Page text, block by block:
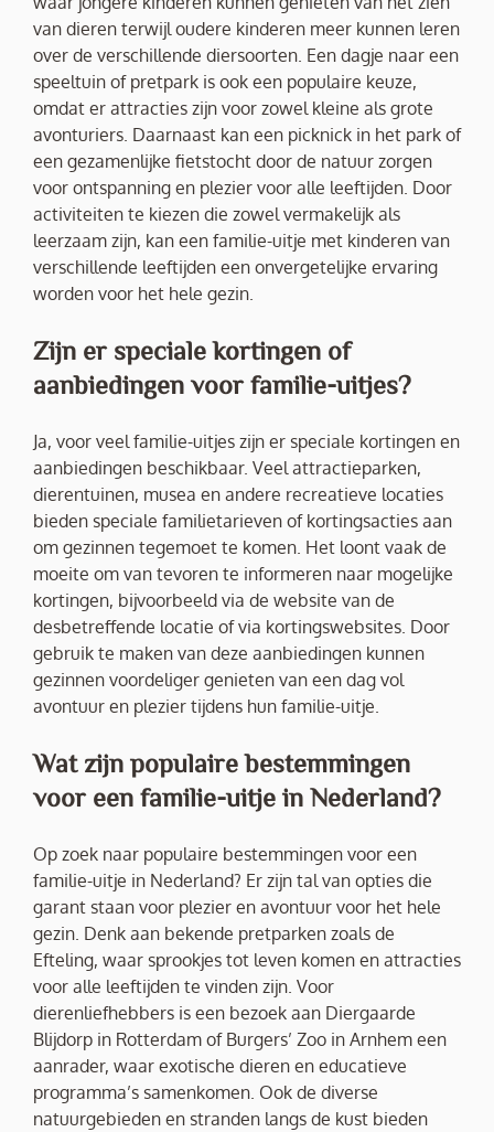
van dieren terwijl oudere kinderen meer kunnen leren
over de verschillende diersoorten. Een dagje naar een
speeltuin of pretpark is ook een populaire keuze,
omdat er attracties zijn voor zowel kleine als grote
avonturiers. Daarnaast kan een picknick in het park of
een gezamenlijke fietstocht door de natuur zorgen
voor ontspanning en plezier voor alle leeftijden. Door
activiteiten te kiezen die zowel vermakelijk als
leerzaam zijn, kan een familie-uitje met kinderen van
verschillende leeftijden een onvergetelijke ervaring
worden voor het hele gezin.
Zijn er speciale kortingen of
aanbiedingen voor familie-uitjes?
Ja, voor veel familie-uitjes zijn er speciale kortingen en
aanbiedingen beschikbaar. Veel attractieparken,
dierentuinen, musea en andere recreatieve locaties
bieden speciale familietarieven of kortingsacties aan
om gezinnen tegemoet te komen. Het loont vaak de
moeite om van tevoren te informeren naar mogelijke
kortingen, bijvoorbeeld via de website van de
desbetreffende locatie of via kortingswebsites. Door
gebruik te maken van deze aanbiedingen kunnen
gezinnen voordeliger genieten van een dag vol
avontuur en plezier tijdens hun familie-uitje.
Wat zijn populaire bestemmingen
voor een familie-uitje in Nederland?
Op zoek naar populaire bestemmingen voor een
familie-uitje in Nederland? Er zijn tal van opties die
garant staan voor plezier en avontuur voor het hele
gezin. Denk aan bekende pretparken zoals de
Efteling, waar sprookjes tot leven komen en attracties
voor alle leeftijden te vinden zijn. Voor
dierenliefhebbers is een bezoek aan Diergaarde
Blijdorp in Rotterdam of Burgers’ Zoo in Arnhem een
aanrader, waar exotische dieren en educatieve
programma’s samenkomen. Ook de diverse
natuurgebieden en stranden langs de kust bieden